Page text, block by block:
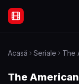
Filme Online
Acasă Seriale The
The